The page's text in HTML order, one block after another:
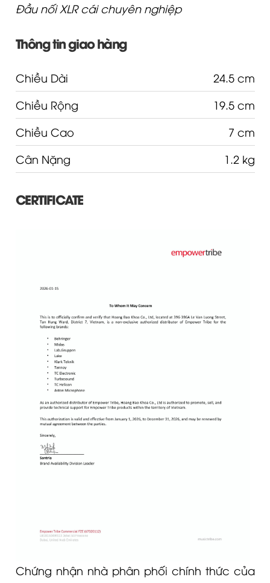
Đầu nối XLR cái chuyên nghiệp
Thông tin giao hàng
Chiều Dài
24.5 cm
Chiều Rộng
19.5 cm
Chiều Cao
7 cm
Cân Nặng
1.2 kg
CERTIFICATE
Chứng nhận nhà phân phối chính thức của